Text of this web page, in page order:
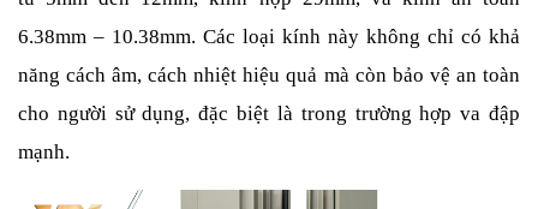
6.38mm – 10.38mm. Các loại kính này không chỉ có khả
năng cách âm, cách nhiệt hiệu quả mà còn bảo vệ an toàn
cho người sử dụng, đặc biệt là trong trường hợp va đập
mạnh.